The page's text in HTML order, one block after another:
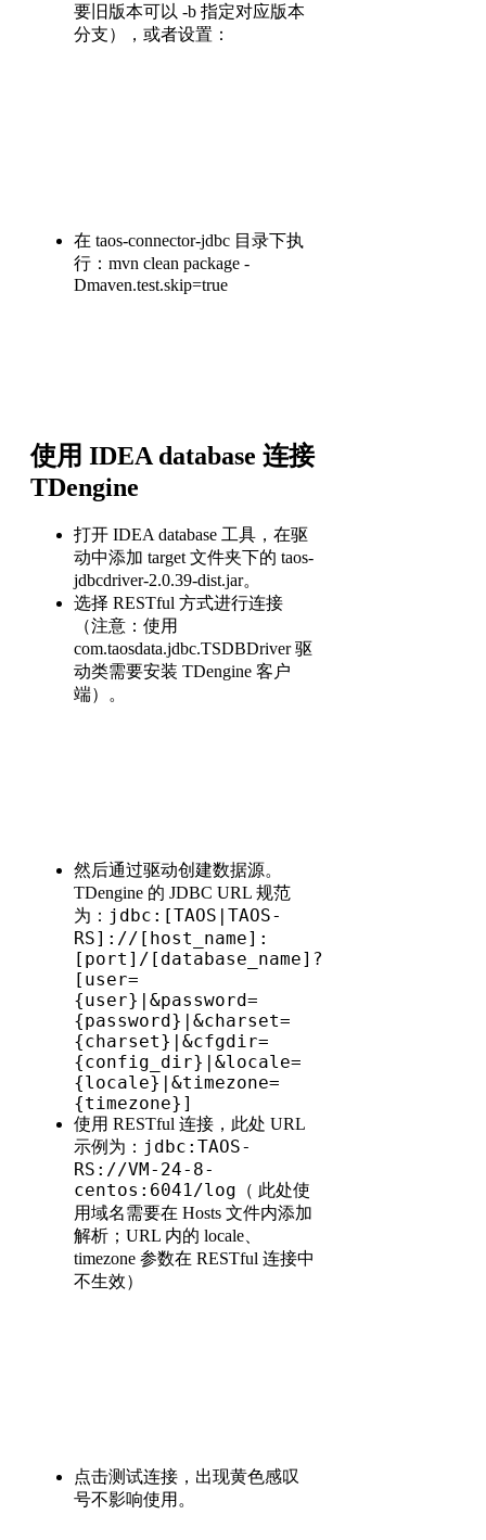
要旧版本可以 -b 指定对应版本
分支），或者设置：
在 taos-connector-jdbc 目录下执
行：mvn clean package -
Dmaven.test.skip=true
使用 IDEA database 连接
TDengine
打开 IDEA database 工具，在驱
动中添加 target 文件夹下的 taos-
jdbcdriver-2.0.39-dist.jar。
选择 RESTful 方式进行连接
（注意：使用
com.taosdata.jdbc.TSDBDriver 驱
动类需要安装 TDengine 客户
端）。
然后通过驱动创建数据源。
TDengine 的 JDBC URL 规范
为： jdbc:[TAOS|TAOS-
RS]://[host_name]:
[port]/[database_name]?
[user=
{user}|&password=
{password}|&charset=
{charset}|&cfgdir=
{config_dir}|&locale=
{locale}|&timezone=
{timezone}]
使用 RESTful 连接，此处 URL
示例为： jdbc:TAOS-
RS://VM-24-8-
centos:6041/log （ 此处使
用域名需要在 Hosts 文件内添加
解析；URL 内的 locale、
timezone 参数在 RESTful 连接中
不生效）
点击测试连接，出现黄色感叹
号不影响使用。